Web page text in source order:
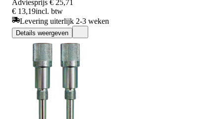
Adviesprijs € 25,71
€ 13,19incl. btw
Levering uiterlijk 2-3 weken
Details weergeven